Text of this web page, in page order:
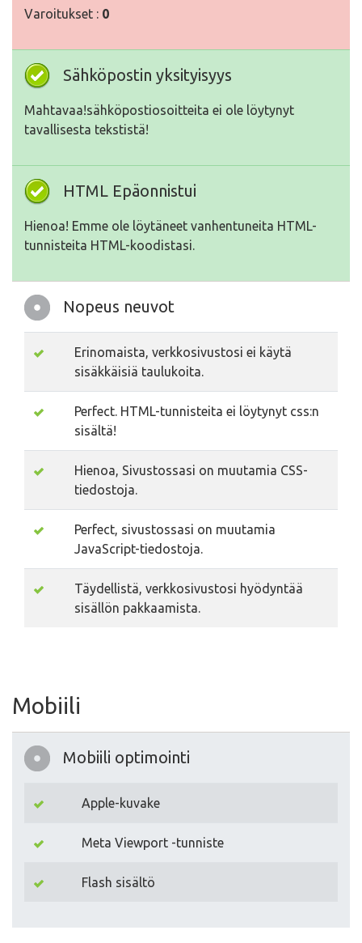
Varoitukset : 0
Sähköpostin yksityisyys
Mahtavaa!sähköpostiosoitteita ei ole löytynyt
tavallisesta tekstistä!
HTML Epäonnistui
Hienoa! Emme ole löytäneet vanhentuneita HTML-
tunnisteita HTML-koodistasi.
Nopeus neuvot
Erinomaista, verkkosivustosi ei käytä
sisäkkäisiä taulukoita.
Perfect. HTML-tunnisteita ei löytynyt css:n
sisältä!
Hienoa, Sivustossasi on muutamia CSS-
tiedostoja.
Perfect, sivustossasi on muutamia
JavaScript-tiedostoja.
Täydellistä, verkkosivustosi hyödyntää
sisällön pakkaamista.
Mobiili
Mobiili optimointi
Apple-kuvake
Meta Viewport -tunniste
Flash sisältö